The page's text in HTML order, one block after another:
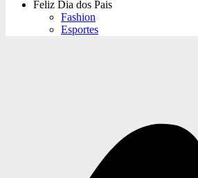
Feliz Dia dos Pais
Fashion
Esportes